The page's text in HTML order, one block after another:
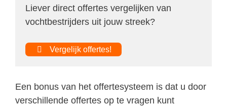
Liever direct offertes vergelijken van
vochtbestrijders uit jouw streek?
Vergelijk offertes!
Een bonus van het offertesysteem is dat u door
verschillende offertes op te vragen kunt